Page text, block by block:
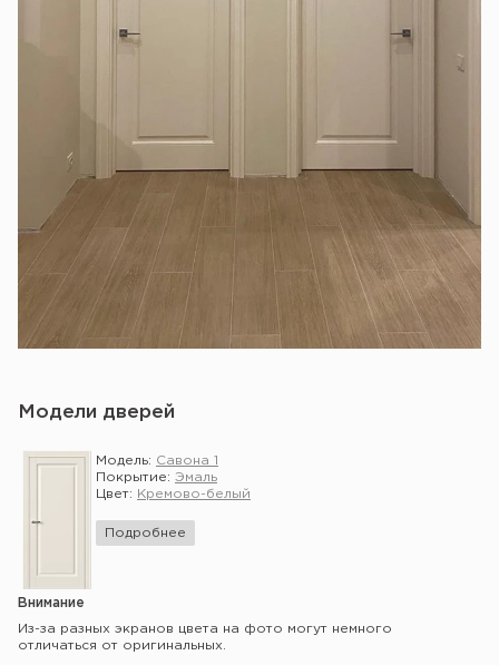
Модели дверей
Модель: Савона 1
Покрытие: Эмаль
Цвет:
Кремово-белый
Подробнее
Внимание
Из-за разных экранов цвета на фото могут немного
отличаться от оригинальных.